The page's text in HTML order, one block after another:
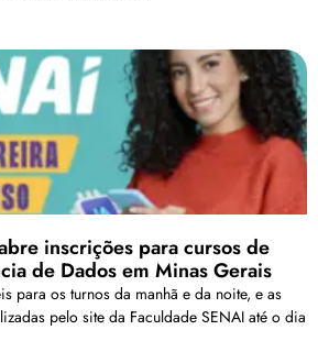
inscrições para cursos de
de Dados em Minas Gerais
para os turnos da manhã e da noite, e as
pelo site da Faculdade SENAI até o dia